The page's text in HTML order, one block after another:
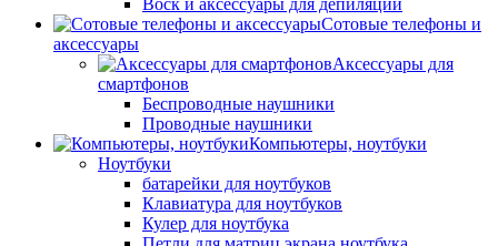
Сотовые телефоны и
аксессуары
Аксессуары для
смартфонов
Беспроводные наушники
Проводные наушники
Компьютеры, ноутбуки
Ноутбуки
батарейки для ноутбуков
Клавиатура для ноутбуков
Кулер для ноутбука